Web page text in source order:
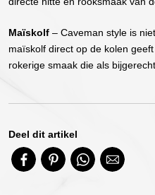
Maïskolf – Caveman style is
maïskolf direct op de kolen
rokerige smaak die als
Deel dit artikel